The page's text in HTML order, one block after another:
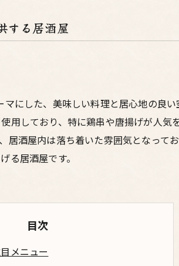
する居酒屋
にした、美味しい料理と居心地の良
用しており、特に鶏串や唐揚げが人気
酒屋内は落ち着いた雰囲気となって
る居酒屋です。
目次
メニュー